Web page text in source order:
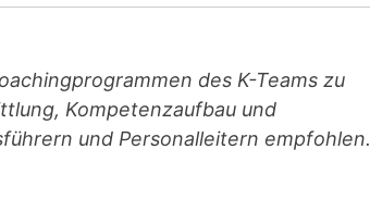
des K-Teams zu
Kompetenzaufbau und
und Personalleitern empfohlen.